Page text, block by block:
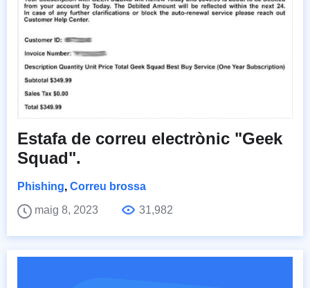
Estafa de correu electrònic "Geek
Squad".
Phishing, Correu brossa
maig 8, 2023
31,982